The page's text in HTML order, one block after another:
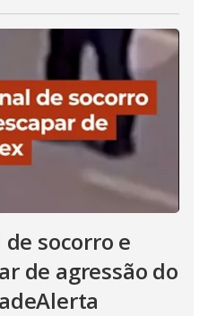
socorro e
de agressão do